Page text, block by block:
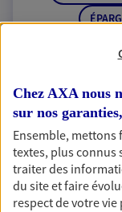
1 résultat
recherche
Chez AXA nous
sur nos
Ensemble, mettons
textes, plus connus
traiter des
du site et faire
respect de votre vie